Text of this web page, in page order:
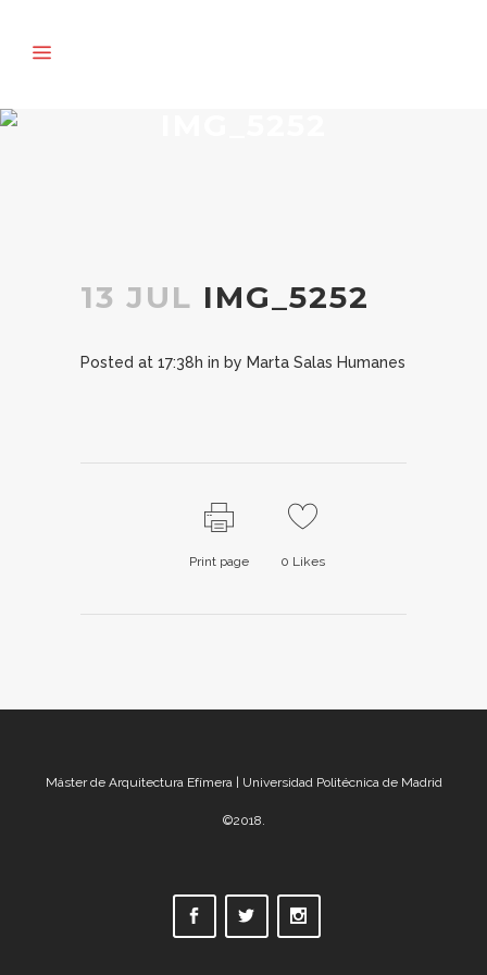
13 JUL IMG_5252
Posted at 17:38h in by Marta Salas Humanes
Print page 0 Likes
Máster de Arquitectura Efímera | Universidad Politécnica de Madrid
©2018.